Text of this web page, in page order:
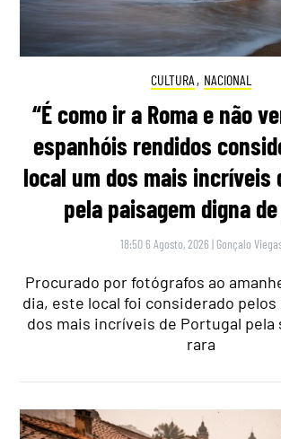
CULTURA , NACIONAL
“É como ir a Roma e não
espanhóis rendidos
local um dos mais incríveis
pela paisagem digna
18:50 6 Agosto, 2026 | Gonçalo
Procurado por fotógrafos ao
dia, este local foi considerado
dos mais incríveis de Portugal pela
rara